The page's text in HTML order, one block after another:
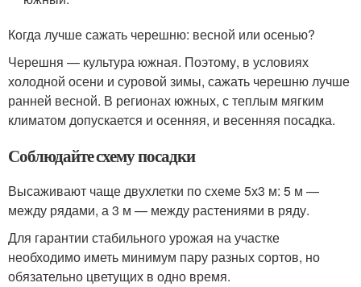
Когда лучше сажать черешню: весной или осенью?
Черешня — культура южная. Поэтому, в условиях
холодной осени и суровой зимы, сажать черешню лучше
ранней весной. В регионах южных, с теплым мягким
климатом допускается и осенняя, и весенняя посадка.
Соблюдайте схему посадки
Высаживают чаще двухлетки по схеме 5х3 м: 5 м —
между рядами, а 3 м — между растениями в ряду.
Для гарантии стабильного урожая на участке
необходимо иметь минимум пару разных сортов, но
обязательно цветущих в одно время.